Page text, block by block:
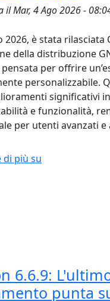
ilMar, 4 Ago 2026 -
è stata rilasciata
della distribuzione
per offrire
personalizzabile.
significativi
e funzionalità,
per utenti avanzati
di più su
6.6.9:
punta